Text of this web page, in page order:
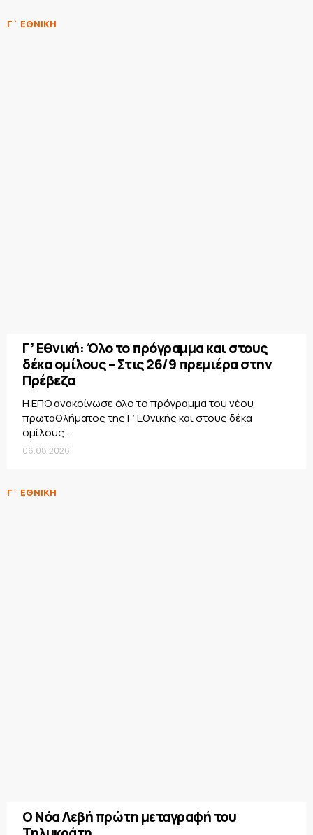
Γ΄ ΕΘΝΙΚΗ
Γ’ Εθνική: Όλο το πρόγραμμα και στους
δέκα ομίλους – Στις 26/9 πρεμιέρα στην
Πρέβεζα
Η ΕΠΟ ανακοίνωσε όλο το πρόγραμμα του νέου
πρωταθλήματος της Γ’ Εθνικής και στους δέκα
ομίλους....
06.08.2026
Γ΄ ΕΘΝΙΚΗ
Ο Νόα Λεβή πρώτη μεταγραφή του